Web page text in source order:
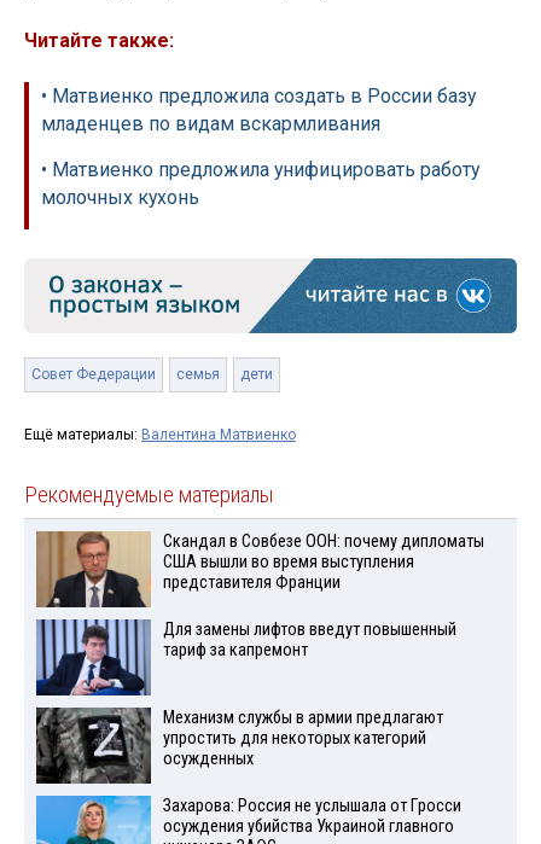
Читайте также:
• Матвиенко предложила создать в России базу
младенцев по видам вскармливания
• Матвиенко предложила унифицировать работу
молочных кухонь
Совет Федерации семья дети
Ещё материалы: Валентина Матвиенко
Рекомендуемые материалы
Скандал в Совбезе ООН: почему дипломаты
США вышли во время выступления
представителя Франции
Для замены лифтов введут повышенный
тариф за капремонт
Механизм службы в армии предлагают
упростить для некоторых категорий
осужденных
Захарова: Россия не услышала от Гросси
осуждения убийства Украиной главного